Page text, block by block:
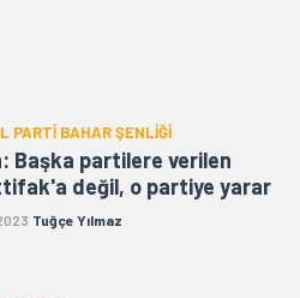
PARTİ BAHAR ŞENLİĞİ
Başka partilere verilen
değil, o partiye yarar
Tuğçe Yılmaz